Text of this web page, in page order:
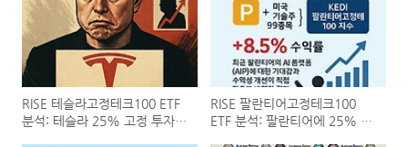
RISE 테슬라고정테크100 ETF
분석: 테슬라 25% 고정 투자,
RISE 팔란티어고정테크100
ETF 분석: 팔란티어에 25% 고